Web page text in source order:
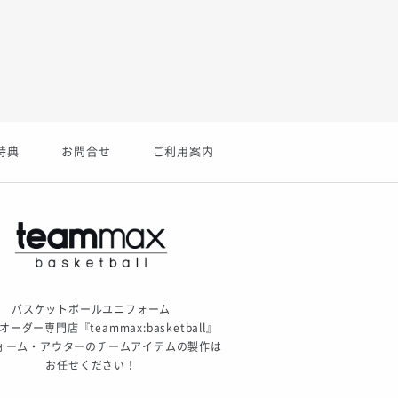
典 お問合せ ご利用案内
バスケットボールユニフォーム
ーダー専門店『teammax:basketball』
ーム・アウターのチームアイテムの製作は
お任せください！